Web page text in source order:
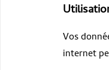
Vos
internet